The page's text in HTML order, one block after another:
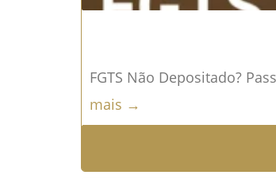
FGTS Não Depositado?
mais →